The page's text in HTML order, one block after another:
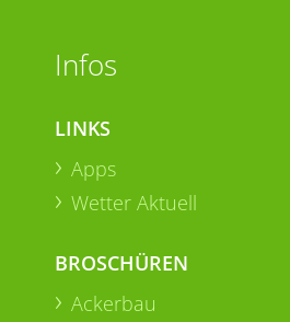
Infos
LINKS
Apps
Wetter Aktuell
BROSCHÜREN
Ackerbau